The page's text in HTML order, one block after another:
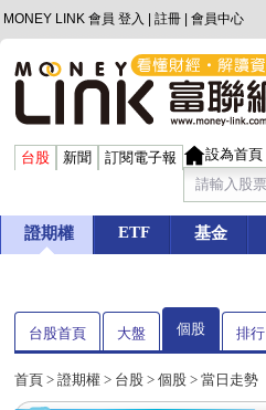
MONEY LINK 會員 登入 註冊 會員中心
台股 新聞 訂閱電子報 設為首頁
證期權 ETF 基金
台股首頁 大盤 個股 排行
首頁 > 證期權 > 台股 > 個股 > 當日走勢